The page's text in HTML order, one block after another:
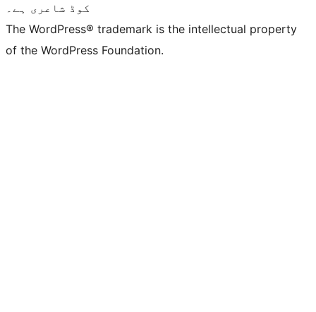
کوڈ شاعری ہے۔
The WordPress® trademark is the intellectual property
of the WordPress Foundation.